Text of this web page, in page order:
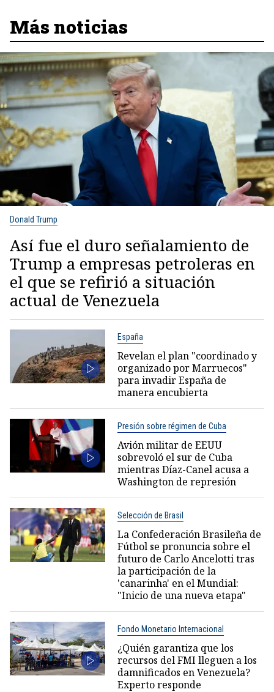
Más noticias
Donald Trump
Así fue el duro señalamiento de
Trump a empresas petroleras en
el que se refirió a situación
actual de Venezuela
España
Revelan el plan "coordinado y
organizado por Marruecos"
para invadir España de
manera encubierta
Presión sobre régimen de Cuba
Avión militar de EEUU
sobrevoló el sur de Cuba
mientras Díaz-Canel acusa a
Washington de represión
Selección de Brasil
La Confederación Brasileña de
Fútbol se pronuncia sobre el
futuro de Carlo Ancelotti tras
la participación de la
'canarinha' en el Mundial:
"Inicio de una nueva etapa"
Fondo Monetario Internacional
¿Quién garantiza que los
recursos del FMI lleguen a los
damnificados en Venezuela?
Experto responde